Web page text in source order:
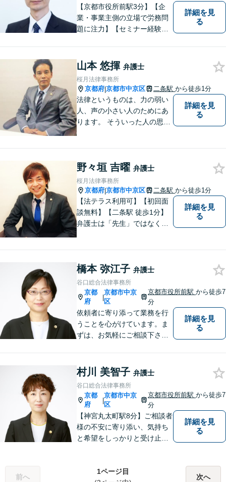
【京都市役所前駅3分】【企
業・事業主側の立場で労務問
題に注力】【セミナー経験多
まで、企業・事業主の立場か
ら、労務分野全般にわたって
のリーガルサポートを提供い
たします。【WEB面談可】
詳細を見
る
山本 悠揮 弁護士
桜月法律事務所
京都府|京都市中京区 二条駅 から徒歩1分
法律というものは、力の弱い
人、声の小さい人のためにあ
ります。 そういった人の思い
目指します。
詳細を見
る
野々垣 吉曜 弁護士
桜月法律事務所
京都府|京都市中京区 二条駅 から徒歩1分
【法テラス利用可】【初回面
談無料】【二条駅 徒歩1分】
弁護士は「先生」ではなく、
居が高いと思っていらっしゃ
る方こそ、是非一度ご相談く
ださい。
詳細を見
る
橋本 弥江子 弁護士
谷口総合法律事務所
京都
府
|
京都市中京
区
京都市役所前駅から徒歩7
分
依頼者に寄り添って業務を行
うことを心がけています。ま
ずは、お気軽にご相談下さ
詳細を見
る
村川 美智子 弁護士
谷口総合法律事務所
京都
府
|
京都市中京
区
京都市役所前駅から徒歩7
分
【神宮丸太町駅8分】ご相談者
様の不安に寄り添い、気持ち
と希望をしっかりと受け止め
う真摯にサポートします。ど
詳細を見
る
前へ
1ページ目
次へ